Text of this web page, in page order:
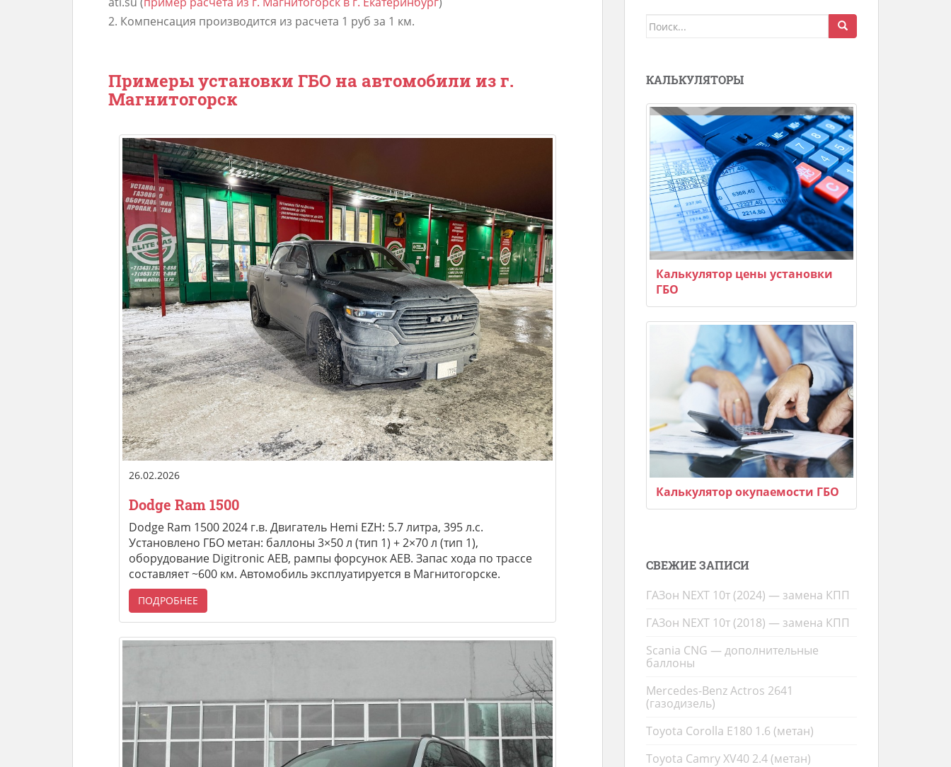
2. Компенсация производится из расчета 1 руб за 1 км.
Примеры установки ГБО на автомобили из г.
Магнитогорск
26.02.2026
Dodge Ram 1500
Dodge Ram 1500 2024 г.в. Двигатель Hemi EZH: 5.7 литра, 395 л.с.
Установлено ГБО метан: баллоны 3×50 л (тип 1) + 2×70 л (тип 1),
оборудование Digitronic AEB, рампы форсунок AEB. Запас хода по трассе
составляет ~600 км. Автомобиль эксплуатируется в Магнитогорске.
ПОДРОБНЕЕ
Поиск
КАЛЬКУЛЯТОРЫ
Калькулятор цены установки
ГБО
Калькулятор окупаемости ГБО
СВЕЖИЕ ЗАПИСИ
ГАЗон NEXT 10т (2024) — замена КПП
ГАЗон NEXT 10т (2018) — замена КПП
Scania CNG — дополнительные
баллоны
Mercedes-Benz Actros 2641
(газодизель)
Toyota Corolla E180 1.6 (метан)
Toyota Camry XV40 2.4 (метан)